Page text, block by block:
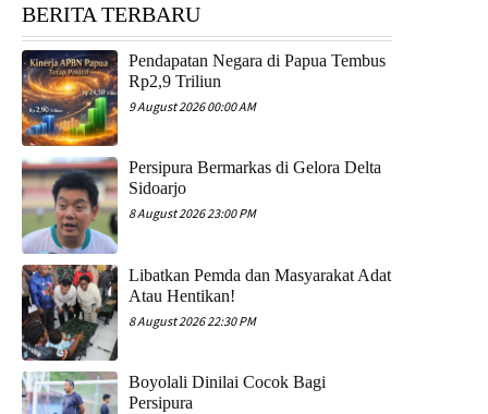
BERITA TERBARU
Pendapatan Negara di Papua Tembus
Rp2,9 Triliun
9 August 2026 00:00 AM
Persipura Bermarkas di Gelora Delta
Sidoarjo
8 August 2026 23:00 PM
Libatkan Pemda dan Masyarakat Adat
Atau Hentikan!
8 August 2026 22:30 PM
Boyolali Dinilai Cocok Bagi
Persipura